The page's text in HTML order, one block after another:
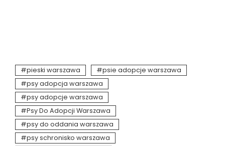
pieski warszawa
psie adopcje warszawa
psy adopcja warszawa
psy adopcje warszawa
Psy Do Adopcji Warszawa
psy do oddania warszawa
psy schronisko warszawa